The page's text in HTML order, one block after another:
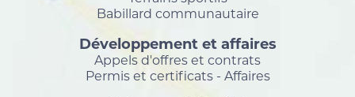
Babillard communautaire
Développement et affaires
Appels d'offres et contrats
Permis et certificats - Affaires